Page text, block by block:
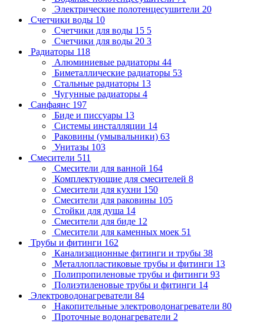
Электрические полотенцесушители 20
Счетчики воды 10
Счетчики для воды 15 5
Счетчики для воды 20 3
Радиаторы 118
Алюминиевые радиаторы 44
Биметаллические радиаторы 53
Стальные радиаторы 13
Чугунные радиаторы 4
Санфаянс 197
Биде и писсуары 13
Системы инсталляции 14
Раковины (умывальники) 63
Унитазы 103
Смесители 511
Смесители для ванной 164
Комплектующие для смесителей 8
Смесители для кухни 150
Смесители для раковины 105
Стойки для душа 14
Смесители для биде 12
Смесители для каменных моек 51
Трубы и фитинги 162
Канализационные фитинги и трубы 38
Металлопластиковые трубы и фитинги 13
Полипропиленовые трубы и фитинги 93
Полиэтиленовые трубы и фитинги 14
Электроводонагреватели 84
Накопительные электроводонагреватели 80
Проточные водонагреватели 2